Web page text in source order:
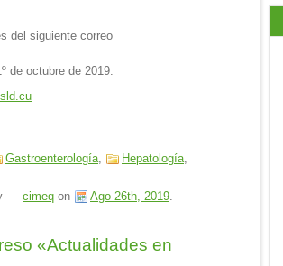
del siguiente correo
de octubre de 2019.
Gastroenterología, Hepatología,
cimeq on Ago 26th, 2019.
«Actualidades en